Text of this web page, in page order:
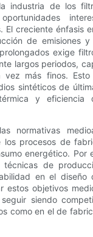
industria de los
El creciente énfasis
de emisiones
exige
largos periodos,
vez más finos.
sintéticos de
y eficiencia
normativas
procesos de
energético. Por
técnicas de
en el diseño
estos objetivos
siendo
como en el de